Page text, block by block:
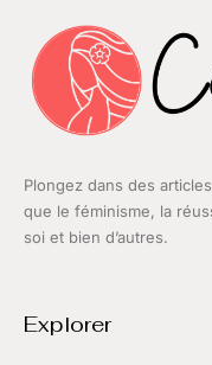
Plongez dans des
que le féminisme, la
soi et bien d’autres.
Explorer